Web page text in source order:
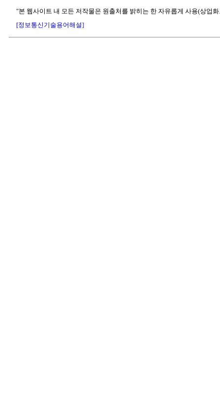
"본 웹사이트 내 모든 저작물은 원출처를 밝히는 한 자유롭게 사용(상업
[정보통신기술용어해설]